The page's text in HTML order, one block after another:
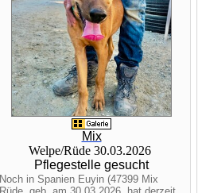
Mix
Welpe/Rüde 30.03.2026
Pflegestelle gesucht
Noch in Spanien Euyin (47399 Mix